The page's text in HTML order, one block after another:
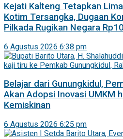
Kejati Kalteng Tetapkan
Kotim Tersangka, Dugaan
Pilkada Rugikan Negara
6 Agustus 2026 6:38 pm
Belajar dari Gunungkidul,
Akan Adopsi Inovasi UMKM
Kemiskinan
6 Agustus 2026 6:25 pm